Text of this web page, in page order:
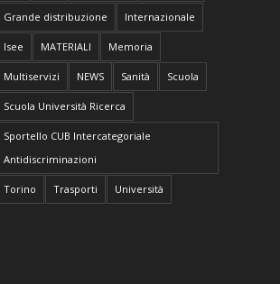
Grande distribuzione Internazionale
Isee MATERIALI Memoria
Multiservizi NEWS Sanità Scuola
Scuola Università Ricerca
Sportello CUB Intercategoriale
Antidiscriminazioni
Torino Trasporti Università